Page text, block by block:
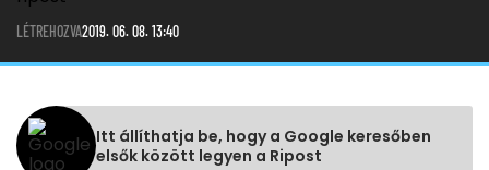
LÉTREHOZVA2019. 06. 08. 13:40
Itt állíthatja be, hogy a Google keresőben
elsők között legyen a Ripost